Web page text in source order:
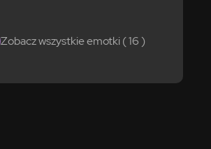
Zobacz wszystkie emotki ( 16 )